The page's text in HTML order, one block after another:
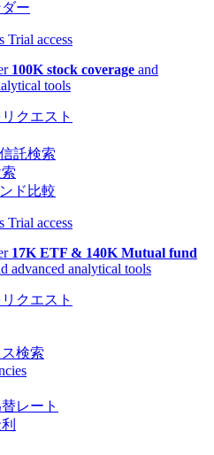
ー
Trial access
100K stock coverage and
tools
クエスト
託検索
ド比較
Trial access
17K ETF & 140K Mutual fund
advanced analytical tools
クエスト
検索
レート